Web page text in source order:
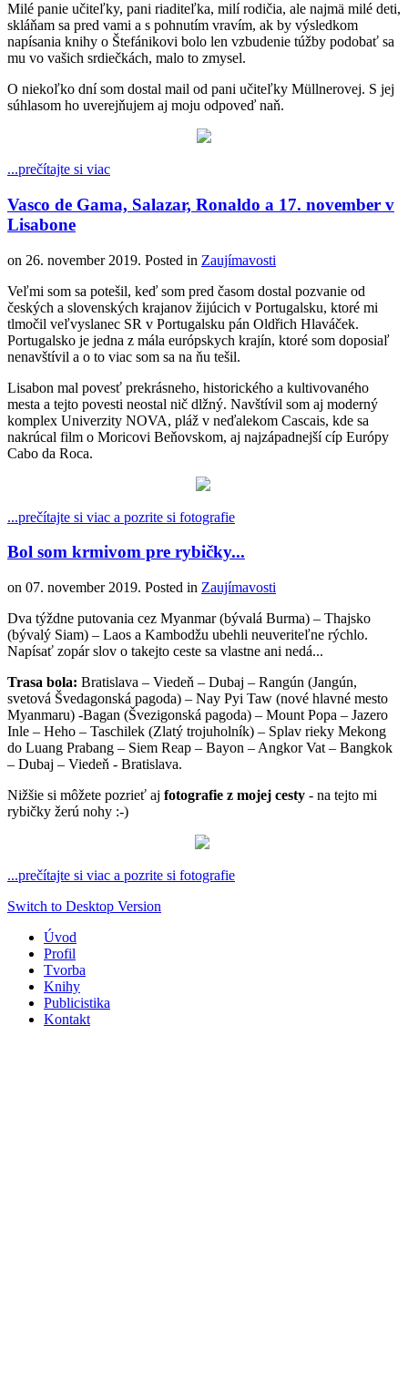
Milé panie učiteľky, pani riaditeľka, milí rodičia, ale najmä milé deti,
skláňam sa pred vami a s pohnutím vravím, ak by výsledkom
napísania knihy o Štefánikovi bolo len vzbudenie túžby podobať sa
mu vo vašich srdiečkách, malo to zmysel.
O niekoľko dní som dostal mail od pani učiteľky Müllnerovej. S jej
súhlasom ho uverejňujem aj moju odpoveď naň.
...prečítajte si viac
Vasco de Gama, Salazar, Ronaldo a 17. november v
Lisabone
on 26. november 2019. Posted in Zaujímavosti
Veľmi som sa potešil, keď som pred časom dostal pozvanie od
českých a slovenských krajanov žijúcich v Portugalsku, ktoré mi
tlmočil veľvyslanec SR v Portugalsku pán Oldřich Hlaváček.
Portugalsko je jedna z mála európskych krajín, ktoré som doposiaľ
nenavštívil a o to viac som sa na ňu tešil.
Lisabon mal povesť prekrásneho, historického a kultivovaného
mesta a tejto povesti neostal nič dlžný. Navštívil som aj moderný
komplex Univerzity NOVA, pláž v neďalekom Cascais, kde sa
nakrúcal film o Moricovi Beňovskom, aj najzápadnejší cíp Európy
Cabo da Roca.
...prečítajte si viac a pozrite si fotografie
Bol som krmivom pre rybičky...
on 07. november 2019. Posted in Zaujímavosti
Dva týždne putovania cez Myanmar (bývalá Burma) – Thajsko
(bývalý Siam) – Laos a Kambodžu ubehli neuveriteľne rýchlo.
Napísať zopár slov o takejto ceste sa vlastne ani nedá...
Trasa bola: Bratislava – Viedeň – Dubaj – Rangún (Jangún,
svetová Švedagonská pagoda) – Nay Pyi Taw (nové hlavné mesto
Myanmaru) -Bagan (Švezigonská pagoda) – Mount Popa – Jazero
Inle – Heho – Taschilek (Zlatý trojuholník) – Splav rieky Mekong
do Luang Prabang – Siem Reap – Bayon – Angkor Vat – Bangkok
– Dubaj – Viedeň - Bratislava.
Nižšie si môžete pozrieť aj fotografie z mojej cesty - na tejto mi
rybičky žerú nohy :-)
...prečítajte si viac a pozrite si fotografie
Switch to Desktop Version
Úvod
Profil
Tvorba
Knihy
Publicistika
Kontakt